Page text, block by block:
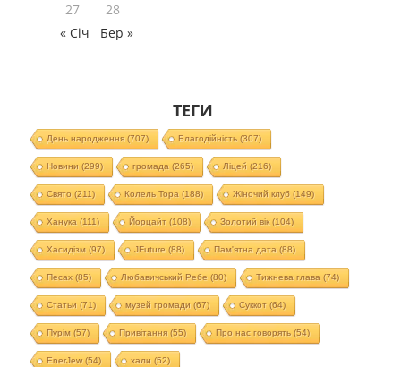
27
28
« Січ
Бер »
ТЕГИ
День народження(707) Благодійність(307)
Новини (299) громада (265) Ліцей (216)
Свято (211) Колель Тора (188) Жіночий клуб (149)
Ханука (111) Йорцайт (108) Золотий вік(104)
Хасидізм (97) JFuture (88) Пам'ятна дата (88)
Песах(85) Любавичський Ребе (80) Тижнева глава (74)
Статьи (71) музей громади (67) Суккот (64)
Пурім (57) Привітання(55) Про нас говорять(54)
EnerJew(54) хали (52)